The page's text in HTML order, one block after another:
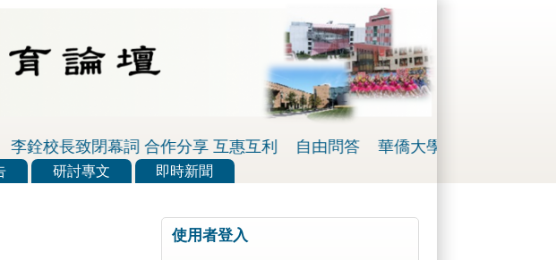
銓校長致閉幕詞 合作分享 互惠互利 自由問答 華僑大學董事黃天中：我對
研討專文 即時新聞
使用者登入